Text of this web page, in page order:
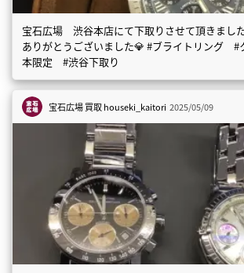
宝石広場 渋谷本店にて下取りさせて頂きまし
ありがとうございました💎 #ブライトリング #
本限定 #渋谷下取り
宝石広場 買取houseki_kaitori 2025/05/09